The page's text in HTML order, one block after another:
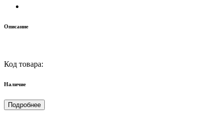
Описание
Код товара:
Наличие
Подробнее